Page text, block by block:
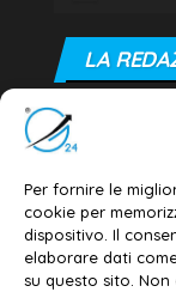
Per fornire le
cookie per
dispositivo. Il
elaborare dati
su questo sito.
LA
Editore e
Dott. Daniele
Email:
Contatti –
Privacy policy